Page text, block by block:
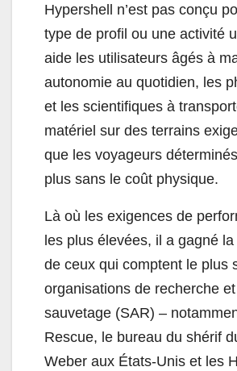
Hypershell n’est pas conçu
type de profil ou une activité
aide les utilisateurs âgés à
autonomie au quotidien, les
et les scientifiques à
matériel sur des terrains
que les voyageurs
plus sans le coût physique.
Là où les exigences de
les plus élevées, il a gagné
de ceux qui comptent le plus
organisations de recherche
sauvetage (SAR) –
Rescue, le bureau du shérif
Weber aux États-Unis et les